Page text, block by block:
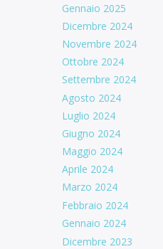
Gennaio 2025
Dicembre 2024
Novembre 2024
Ottobre 2024
Settembre 2024
Agosto 2024
Luglio 2024
Giugno 2024
Maggio 2024
Aprile 2024
Marzo 2024
Febbraio 2024
Gennaio 2024
Dicembre 2023